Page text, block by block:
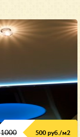
1000 500 руб./м2